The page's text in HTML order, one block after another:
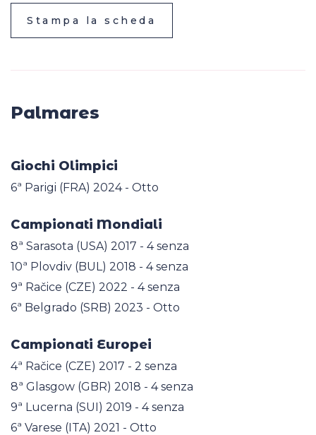
Stampa la scheda
Palmares
Giochi Olimpici
6ª Parigi (FRA) 2024 - Otto
Campionati Mondiali
8ª Sarasota (USA) 2017 - 4 senza
10ª Plovdiv (BUL) 2018 - 4 senza
9ª Račice (CZE) 2022 - 4 senza
6ª Belgrado (SRB) 2023 - Otto
Campionati Europei
4ª Račice (CZE) 2017 - 2 senza
8ª Glasgow (GBR) 2018 - 4 senza
9ª Lucerna (SUI) 2019 - 4 senza
6ª Varese (ITA) 2021 - Otto